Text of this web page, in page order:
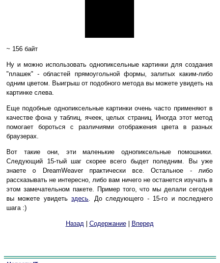
~ 156 байт
Ну и можно использовать однопиксельные картинки для создания
"плашек" - областей прямоугольной формы, залитых каким-либо
одним цветом. Выигрыш от подобного метода вы можете увидеть на
картинке слева.
Еще подобные однопиксельные картинки очень часто применяют в
качестве фона у таблиц, ячеек, целых страниц. Иногда этот метод
помогает бороться с различиями отображения цвета в разных
браузерах.
Вот такие они, эти маленькие однопиксельные помошники.
Следующий 15-тый шаг скорее всего быдет поледним. Вы уже
знаете о DreamWeaver практически все. Остальное - либо
рассказывать не интересно, либо вам ничего не останется изучать в
этом замечательном пакете. Пример того, что мы делали сегодня
вы можете увидетьздесь. До следующего - 15-го и последнего
шага :)
Назад| Содержание| Вперед